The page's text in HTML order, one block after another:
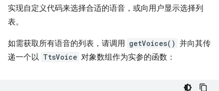
实现自定义代码来选择合适的语音，或向用户显示选择列
表。
如需获取所有语音的列表，请调用 getVoices() 并向其传
递一个以 TtsVoice 对象数组作为实参的函数：